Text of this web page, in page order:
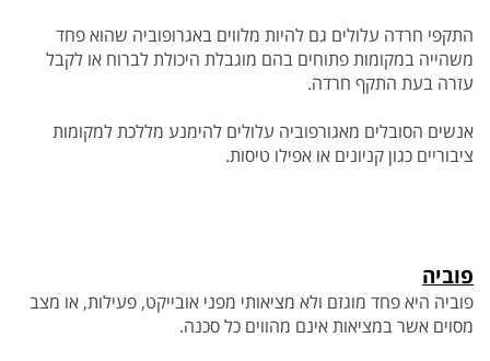
התקפי חרדה עלולים גם להיות מלווים באגרופוביה שהוא פחד
משהייה במקומות פתוחים בהם מוגבלת היכולת לברוח או לקבל
עזרה בעת התקף חרדה.
אנשים הסובלים מאגורפוביה עלולים להימנע מללכת למקומות
ציבוריים כגון קניונים או אפילו טיסות.
פוביה
פוביה היא פחד מוגזם ולא מציאותי מפני אובייקט, פעילות, או מצב
מסוים אשר במציאות אינם מהווים כל סכנה.